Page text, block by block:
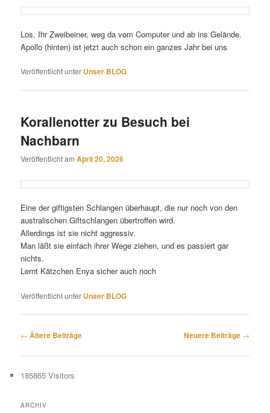
Los, Ihr Zweibeiner, weg da vom Computer und ab ins Gelände.
Apollo (hinten) ist jetzt auch schon ein ganzes Jahr bei uns
Veröffentlicht unter Unser BLOG
Korallenotter zu Besuch bei
Nachbarn
Veröffentlicht amApril 20, 2026
Eine der giftigsten Schlangen überhaupt, die nur noch von den
australischen Giftschlangen übertroffen wird.
Allerdings ist sie nicht aggressiv.
Man läßt sie einfach ihrer Wege ziehen, und es passiert gar
nichts.
Lernt Kätzchen Enya sicher auch noch
Veröffentlicht unter Unser BLOG
Beitragsnavigation
← Ältere Beiträge Neuere Beiträge →
185865 Visitors
ARCHIV